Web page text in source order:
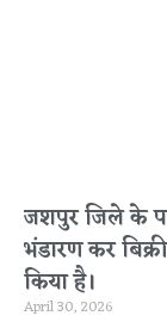
जशपुर जिले के
भंडारण कर
किया है।
April 30, 2026